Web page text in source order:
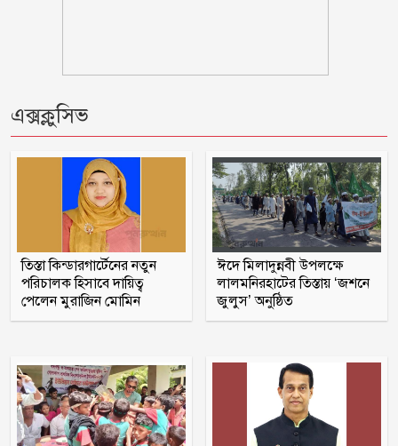
ঋণের বোঝা মাথায় নিয়ে সাগরে জেলেরা,
দেখা নেই কাঙ্ক্ষিত ইলিশের
বিবাহবিচ্ছেদের মামলা তুলে নিলেন বিজয়ের
স্ত্রী
কুপ্রস্তাবে রাজি না হওয়ায় ভাই-বোনসহ
গণঅভ্যুত্থানের সঙ্গে প্রথম বেইমানি করেছেন
জামায়াত আমির: রাশেদ খান
এক্সক্লুসিভ
তিস্তা কিন্ডারগার্টেনের নতুন
পরিচালক হিসাবে দায়িত্ব
পেলেন মুরাজিন মোমিন
ঈদে মিলাদুন্নবী উপলক্ষে
লালমনিরহাটের তিস্তায় ‘জশনে
জুলুস’ অনুষ্ঠিত